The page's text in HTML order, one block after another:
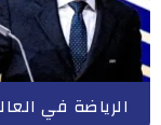
الرياضة في